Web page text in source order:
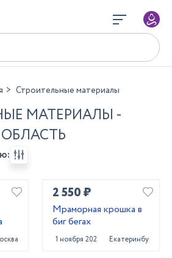
Строительные материалы
МАТЕРИАЛЫ -
2 550 ₽
Мраморная крошка в
биг бегах
1 ноября 2025 Екатеринбург